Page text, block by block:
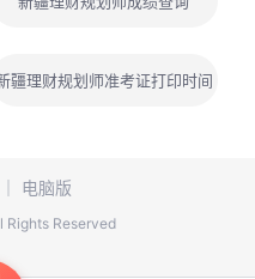
疆理财规划师准考证打印时间
电脑版
Rights Reserved